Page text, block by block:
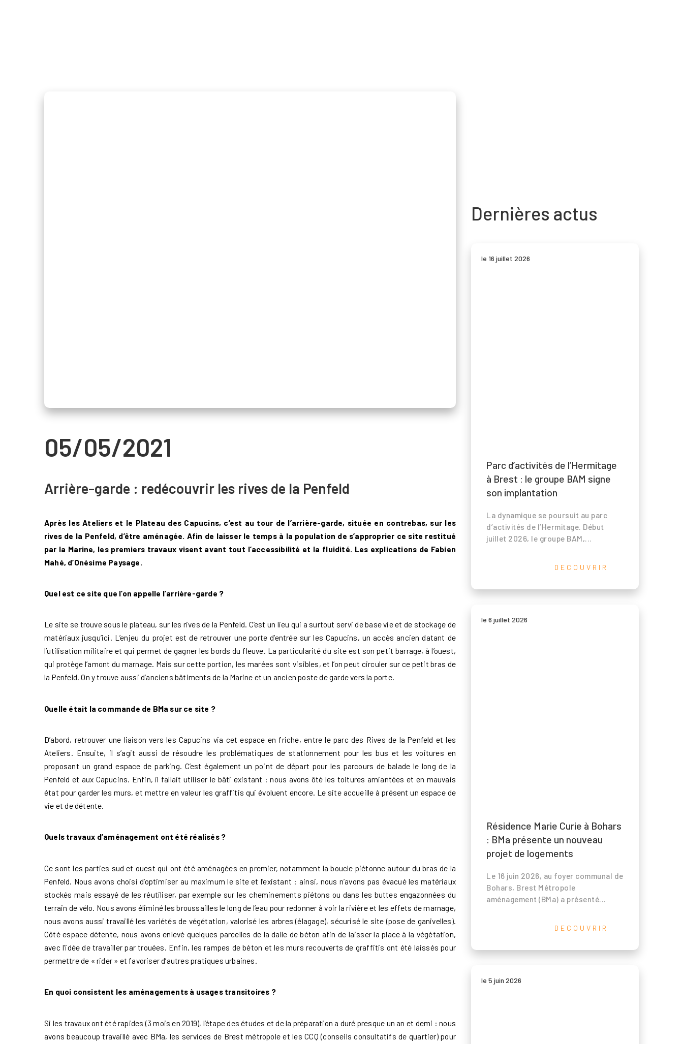
Accueil
BMa
Les 7 dimensions
Les projets
Commercialisation
Marchés
Actualités et
médias
05/05/2021
Arrière-garde : redécouvrir les rives de la Penfeld
Après les Ateliers et le Plateau des Capucins, c’est au tour de l’arrière-garde, située en contrebas, sur les
rives de la Penfeld, d’être aménagée. Afin de laisser le temps à la population de s’approprier ce site restitué
par la Marine, les premiers travaux visent avant tout l’accessibilité et la fluidité. Les explications de Fabien
Mahé, d’Onésime Paysage.
Quel est ce site que l’on appelle l’arrière-garde ?
Le site se trouve sous le plateau, sur les rives de la Penfeld. C’est un lieu qui a surtout servi de base vie et de stockage de
matériaux jusqu’ici. L’enjeu du projet est de retrouver une porte d’entrée sur les Capucins, un accès ancien datant de
l’utilisation militaire et qui permet de gagner les bords du fleuve. La particularité du site est son petit barrage, à l’ouest,
qui protège l’amont du marnage. Mais sur cette portion, les marées sont visibles, et l’on peut circuler sur ce petit bras de
la Penfeld. On y trouve aussi d’anciens bâtiments de la Marine et un ancien poste de garde vers la porte.
Quelle était la commande de BMa sur ce site ?
D’abord, retrouver une liaison vers les Capucins via cet espace en friche, entre le parc des Rives de la Penfeld et les
Ateliers. Ensuite, il s’agit aussi de résoudre les problématiques de stationnement pour les bus et les voitures en
proposant un grand espace de parking. C’est également un point de départ pour les parcours de balade le long de la
Penfeld et aux Capucins. Enfin, il fallait utiliser le bâti existant : nous avons ôté les toitures amiantées et en mauvais
état pour garder les murs, et mettre en valeur les graffitis qui évoluent encore. Le site accueille à présent un espace de
vie et de détente.
Quels travaux d’aménagement ont été réalisés ?
Ce sont les parties sud et ouest qui ont été aménagées en premier, notamment la boucle piétonne autour du bras de la
Penfeld. Nous avons choisi d’optimiser au maximum le site et l’existant : ainsi, nous n’avons pas évacué les matériaux
stockés mais essayé de les réutiliser, par exemple sur les cheminements piétons ou dans les buttes engazonnées du
terrain de vélo. Nous avons éliminé les broussailles le long de l’eau pour redonner à voir la rivière et les effets de marnage,
nous avons aussi travaillé les variétés de végétation, valorisé les arbres (élagage), sécurisé le site (pose de ganivelles).
Côté espace détente, nous avons enlevé quelques parcelles de la dalle de béton afin de laisser la place à la végétation,
avec l’idée de travailler par trouées. Enfin, les rampes de béton et les murs recouverts de graffitis ont été laissés pour
permettre de « rider » et favoriser d’autres pratiques urbaines.
En quoi consistent les aménagements à usages transitoires ?
Si les travaux ont été rapides (3 mois en 2019), l’étape des études et de la préparation a duré presque un an et demi : nous
avons beaucoup travaillé avec BMa, les services de Brest métropole et les CCQ (conseils consultatifs de quartier) pour
Dernières actus
le 16 juillet 2026
Parc d’activités de l’Hermitage
à Brest : le groupe BAM signe
son implantation
La dynamique se poursuit au parc
d’activités de l’Hermitage. Début
juillet 2026, le groupe BAM,...
DECOUVRIR
le 6 juillet 2026
Résidence Marie Curie à Bohars
: BMa présente un nouveau
projet de logements
Le 16 juin 2026, au foyer communal de
Bohars, Brest Métropole
aménagement (BMa) a présenté...
DECOUVRIR
le 5 juin 2026